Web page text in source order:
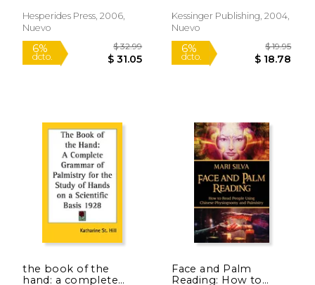
cheiromancy (en
Inglés)
Hesperides Press, 2006,
Nuevo
6%
hand 1904 (en Inglés)
Kessinger Publishing, 2004,
Nuevo
6%
the book of the
hand: a complete
Face and Palm
Reading: How to